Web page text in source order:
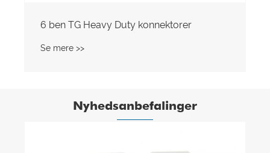
Nyhedsanbefalinger